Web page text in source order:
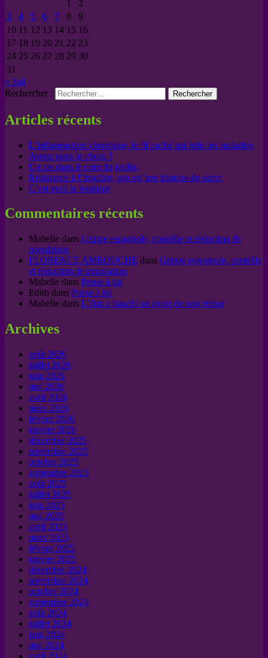
1
2
3
4 5 6 7 8
9
10 11 12 13 14 15 16
17 18 19 20 21 22 23
24 25 26 27 28 29 30
31
« Juil
Rechercher :
Articles récents
L’inflammation chronique, le fil caché qui relie les maladies
Avons nous le choix ?
Un tas dans le coin du jardin,
Résistance à l’insuline, pas qu’une histoire de sucre
C’est quoi le bonheur
Commentaires récents
Mabelle dans Grippe espagnole, contrôle et réduction de
population
FLORENCE AMROUCHE dans Grippe espagnole, contrôle
et réduction de population
Mabelle dans Pense à toi
Edith dans Pense à toi
Mabelle dans L’état a franchi un point de non retour
Archives
août 2026
juillet 2026
juin 2026
mai 2026
avril 2026
mars 2026
février 2026
janvier 2026
décembre 2025
novembre 2025
octobre 2025
septembre 2025
août 2025
juillet 2025
juin 2025
mai 2025
avril 2025
mars 2025
février 2025
janvier 2025
décembre 2024
novembre 2024
octobre 2024
septembre 2024
août 2024
juillet 2024
juin 2024
mai 2024